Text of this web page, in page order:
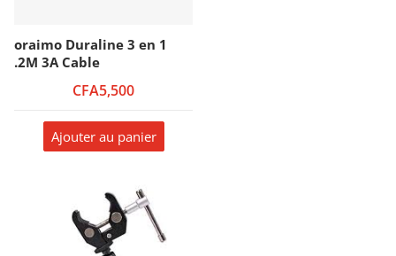
oraimo Duraline 3 en 1
.2M 3A Cable
CFA5,500
Ajouter au panier